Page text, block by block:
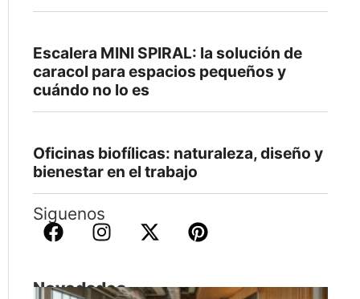
Escalera MINI SPIRAL: la solución de
caracol para espacios pequeños y
cuándo no lo es
Oficinas biofílicas: naturaleza, diseño y
bienestar en el trabajo
Siguenos
Novedades